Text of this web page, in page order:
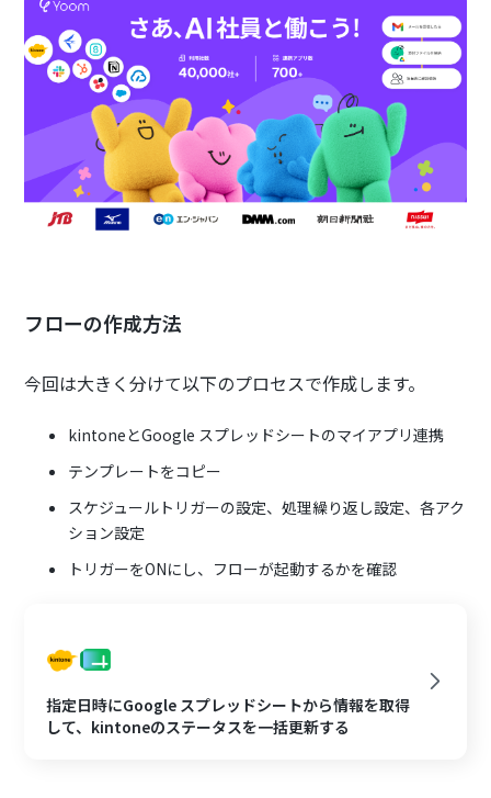
フローの作成方法
今回は大きく分けて以下のプロセスで作成します。
kintoneとGoogle スプレッドシートのマイアプリ連携
テンプレートをコピー
スケジュールトリガーの設定、処理繰り返し設定、各アク
ション設定
トリガーをONにし、フローが起動するかを確認
指定日時にGoogle スプレッドシートから情報を取得
して、kintoneのステータスを一括更新する